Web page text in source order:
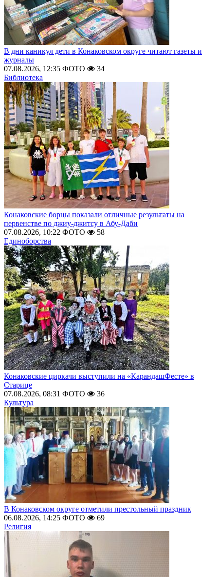
В дни каникул дети в Конаковском округе читают газеты и
журналы
07.08.2026, 12:35 ФОТО
34
Библиотека
Конаковские борцы показали отличные результаты на
первенстве по джиу-джитсу в Абу-Даби
07.08.2026, 10:22 ФОТО
58
Единоборства
Конаковские циркачи выступили на «КарандашФесте» в
Старице
07.08.2026, 08:31 ФОТО
36
Культура
В Конаковском округе отметили престольный праздник
06.08.2026, 14:25 ФОТО
69
Религия